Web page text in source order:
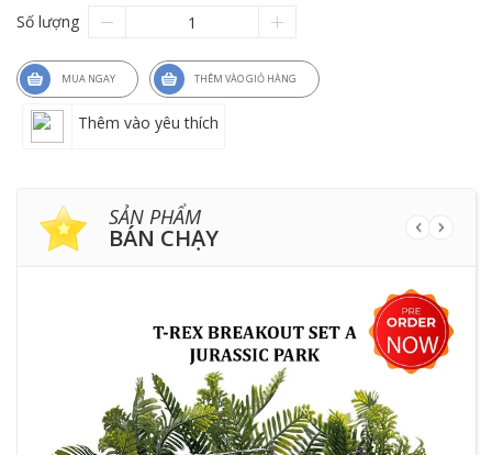
Số lượng
MUA NGAY THÊM VÀO GIỎ HÀNG
Thêm vào yêu thích
SẢN PHẨM
BÁN CHẠY